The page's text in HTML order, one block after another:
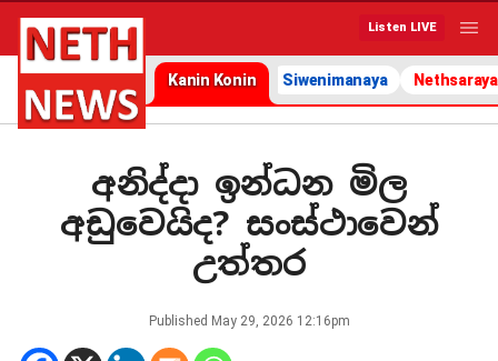
Listen LIVE
Kanin Konin Siwenimanaya Nethsaraya
අනිද්දා ඉන්ධන මිල
අඩුවෙයිද? සංස්ථාවෙන්
උත්තර
Published May 29, 2026 12:16pm